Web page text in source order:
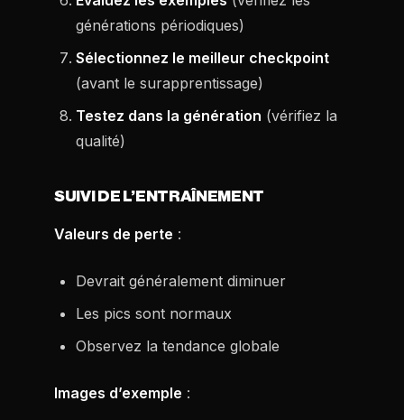
générations périodiques)
Sélectionnez le meilleur checkpoint
(avant le surapprentissage)
Testez dans la génération (vérifiez la
qualité)
SUIVI DE L’ENTRAÎNEMENT
Valeurs de perte :
Devrait généralement diminuer
Les pics sont normaux
Observez la tendance globale
Images d’exemple :